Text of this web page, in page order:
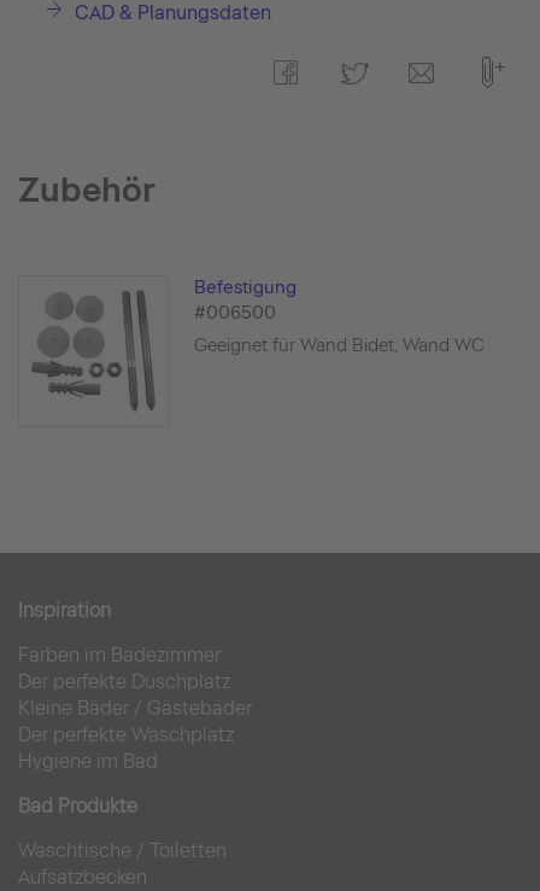
CAD & Planungsdaten
Zubehör
Befestigung
#006500
Geeignet für Wand Bidet, Wand WC
Inspiration
Farben im Badezimmer
Der perfekte Duschplatz
Kleine Bäder / Gästebäder
Der perfekte Waschplatz
Hygiene im Bad
Bad Produkte
Waschtische / Toiletten
Aufsatzbecken